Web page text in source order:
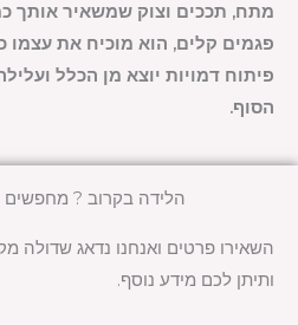
הלידה בקרוב ?
השאירו פרטים ואנחנו נדאג שדולה
ותיתן לכם מידע נוסף.
מתח, תככים וצוק שמשאיר אותך
פגמים קלים, הוא מוכיח את עצמו
פיתוח דמויות יוצא מן הכלל
הסוף.